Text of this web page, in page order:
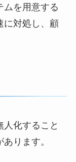
ムを用意する
に対処し、顧
化すること
ります。